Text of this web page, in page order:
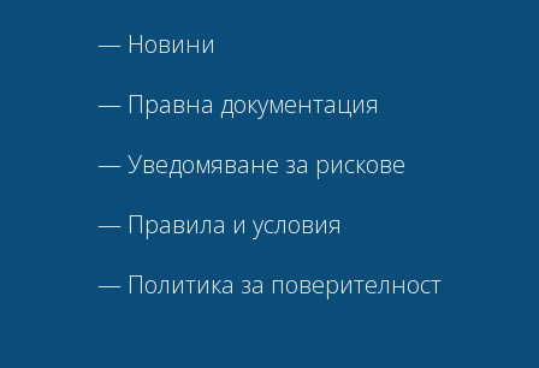
— Новини
— Правна документация
—Уведомяване за рискове
— Правила и условия
— Политика за поверителност